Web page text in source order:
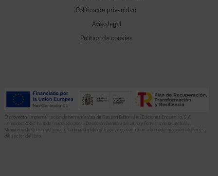
Política de privacidad
Aviso legal
Política de cookies
El proyecto “Implementación de herramientas de Gestión Editorial en Ediciones Encuentro, S.A.
anualidad 2022” ha sido financiado por la Dirección General del Libro y Fomento de la Lectura,
Ministerio de Cultura y Deporte. La finalidad de este apoyo es contribuir a la modernización de pymes
del sector del libro.